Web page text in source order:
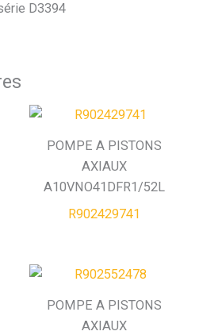
D3394
POMPE A PISTONS
AXIAUX
A10VNO41DFR1/52L
R902429741
POMPE A PISTONS
AXIAUX